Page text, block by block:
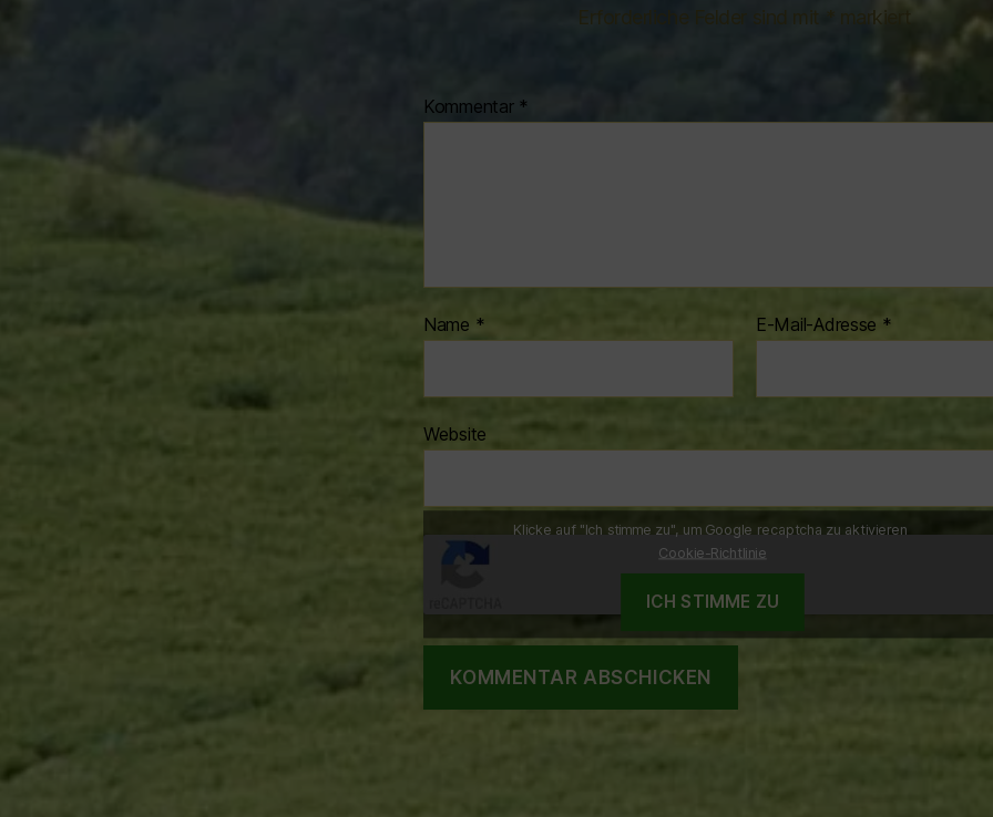
Erforderliche Felder sind mit * markiert
Kommentar *
Name * E-Mail-Adresse *
Website
Klicke auf "Ich stimme zu", um Google recaptcha zu aktivieren
Cookie-Richtlinie
ICH STIMME ZU